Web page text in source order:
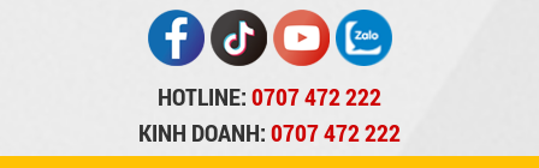
HOTLINE:0707 472 222
KINH DOANH:0707 472 222